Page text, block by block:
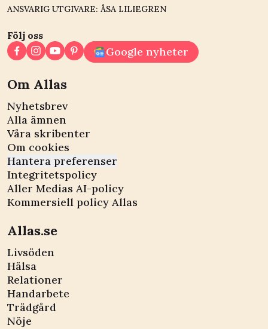
ANSVARIG UTGIVARE: ÅSA LILIEGREN
Följ oss
Google nyheter
Om Allas
Nyhetsbrev
Alla ämnen
Våra skribenter
Om cookies
Hantera preferenser
Integritetspolicy
Aller Medias AI-policy
Kommersiell policy Allas
Allas.se
Livsöden
Hälsa
Relationer
Handarbete
Trädgård
Nöje